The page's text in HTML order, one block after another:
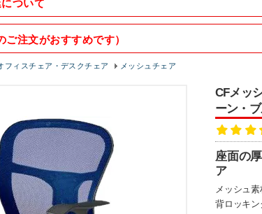
ついて
注文がおすすめです）
フィスチェア・デスクチェア メッシュチェア
CFメッ
ーン・
座面の
ア
メッシュ
背ロッキン